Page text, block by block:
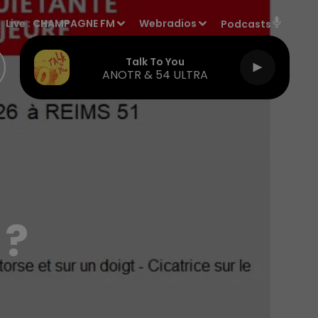
Live : CHAMPAGNE FM Webradios Podcasts
Talk To You
ANOTR & 54 ULTRA